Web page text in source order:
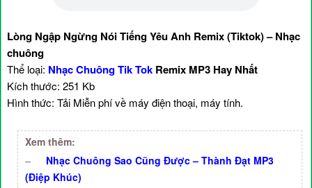
Lòng Ngập Ngừng Nói Tiếng Yêu Anh Remix (Tiktok) – Nhạc
chuông
Thể loại: Nhạc Chuông Tik Tok Remix MP3 Hay Nhất
Kích thước: 251 Kb
Hình thức: Tải Miễn phí về máy điện thoại, máy tính.
Xem thêm:
–
Nhạc Chuông Sao Cũng Được – Thành Đạt MP3
(Điệp Khúc)